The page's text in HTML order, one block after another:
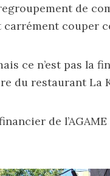
de
couper
ce n’est pas la
du restaurant La
de